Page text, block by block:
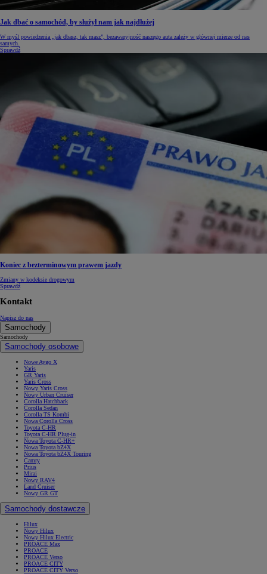
Jak dbać o samochód, by służył nam jak najdłużej
W myśl powiedzenia „jak dbasz, tak masz”, bezawaryjność naszego auta zależy w głównej mierze od nas
samych.
Sprawdź
Koniec z bezterminowym prawem jazdy
Zmiany w kodeksie drogowym
Sprawdź
Kontakt
Napisz do nas
Samochody
Samochody
Samochody osobowe
Nowe Aygo X
Yaris
GR Yaris
Yaris Cross
Nowy Yaris Cross
Nowy Urban Cruiser
Corolla Hatchback
Corolla Sedan
Corolla TS Kombi
Nowa Corolla Cross
Toyota C-HR
Toyota C-HR Plug-in
Nowa Toyota C-HR+
Nowa Toyota bZ4X
Nowa Toyota bZ4X Touring
Camry
Prius
Mirai
Nowy RAV4
Land Cruiser
Nowy GR GT
Samochody dostawcze
Hilux
Nowy Hilux
Nowy Hilux Electric
PROACE Max
PROACE
PROACE Verso
PROACE CITY
PROACE CITY Verso